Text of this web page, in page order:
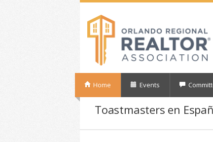
Home Events
Toastmasters en